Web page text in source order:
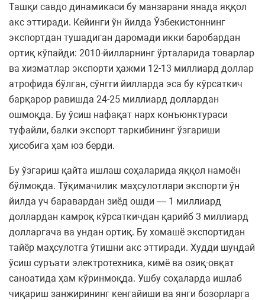
Ташқи савдо динамикаси бу манзарани янада яққол
акс эттиради. Кейинги ўн йилда Ўзбекистоннинг
экспортдан тушадиган даромади икки баробардан
ортиқ кўпайди: 2010-йилларнинг ўрталарида товарлар
ва хизматлар экспорти ҳажми 12-13 миллиард доллар
атрофида бўлган, сўнгги йилларда эса бу кўрсаткич
барқарор равишда 24-25 миллиард доллардан
ошмоқда. Бу ўсиш нафақат нарх конъюнктураси
туфайли, балки экспорт таркибининг ўзгариши
ҳисобига ҳам юз берди.
Бу ўзгариш қайта ишлаш соҳаларида яққол намоён
бўлмоқда. Тўқимачилик маҳсулотлари экспорти ўн
йилда уч баравардан зиёд ошди — 1 миллиард
доллардан камроқ кўрсаткичдан қарийб 3 миллиард
долларгача ва ундан ортиқ. Бу хомашё экспортидан
тайёр маҳсулотга ўтишни акс эттиради. Худди шундай
ўсиш суръати электротехника, кимё ва озиқ-овқат
саноатида ҳам кўринмоқда. Ушбу соҳаларда ишлаб
чиқариш занжирининг кенгайиши ва янги бозорларга